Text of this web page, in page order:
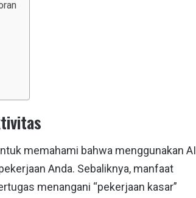
memahami bahwa menggunakan AI
Anda. Sebaliknya, manfaat
menangani “pekerjaan kasar”